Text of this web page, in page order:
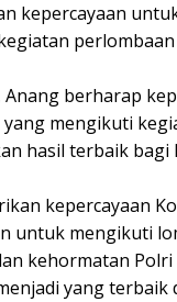
kepercayaan
Anang berharap
mengikuti
hasil terbaik bagi
kepercayaan
untuk mengikuti
kehormatan
yang terbaik